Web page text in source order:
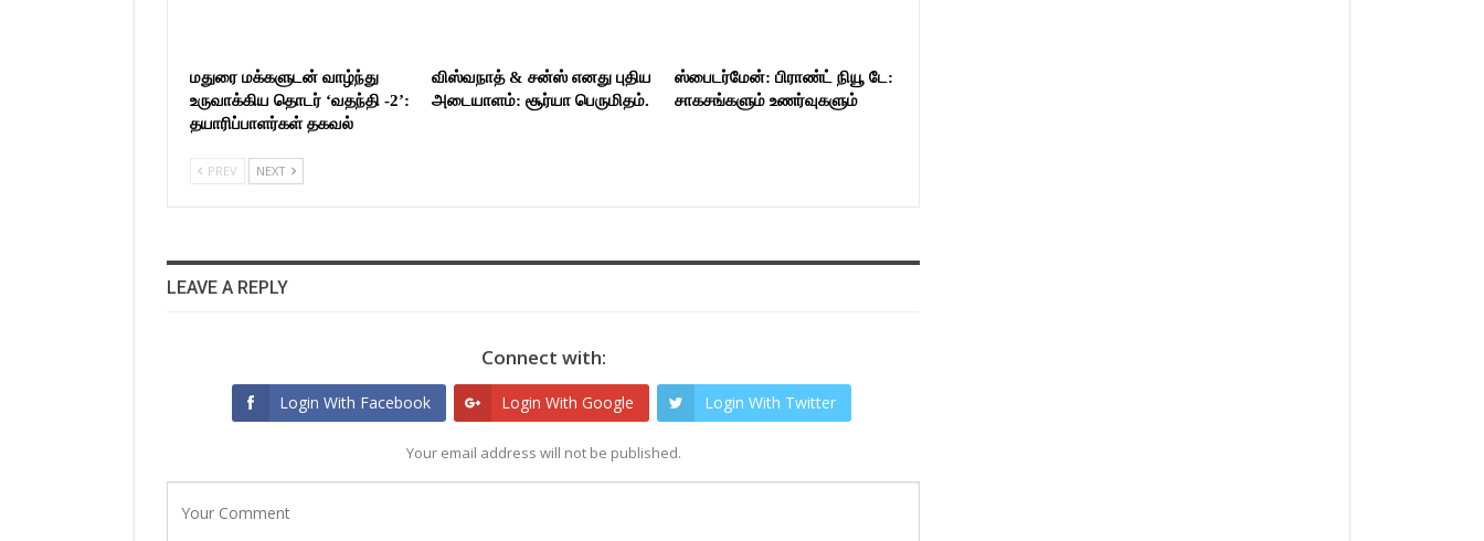
மதுரை மக்களுடன் வாழ்ந்து
உருவாக்கிய தொடர் ‘வதந்தி -2’:
தயாரிப்பாளர்கள் தகவல்
விஸ்வநாத் & சன்ஸ் எனது புதிய
அடையாளம்: சூர்யா பெருமிதம்.
ஸ்பைடர்மேன்: பிராண்ட் நியூ டே:
சாகசங்களும் உணர்வுகளும்
PREV NEXT
LEAVE A REPLY
Connect with:
Login With Facebook Login With Google Login With Twitter
Your email address will not be published.